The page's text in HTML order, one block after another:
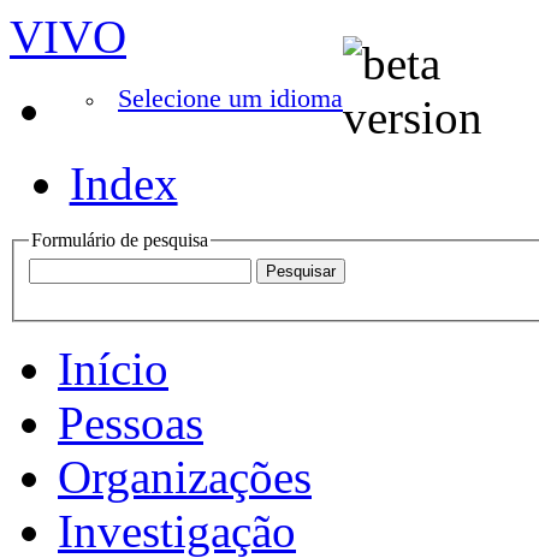
VIVO
Selecione um idioma
Index
Formulário de pesquisa
Início
Pessoas
Organizações
Investigação